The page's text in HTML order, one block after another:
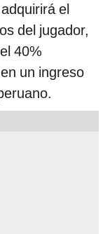
adquirirá el
del jugador,
40%
un ingreso